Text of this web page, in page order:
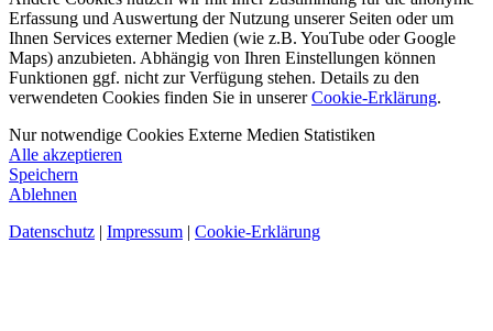
Erfassung und Auswertung der Nutzung unserer Seiten oder um
Ihnen Services externer Medien (wie z.B. YouTube oder Google
Maps) anzubieten. Abhängig von Ihren Einstellungen können
Funktionen ggf. nicht zur Verfügung stehen. Details zu den
verwendeten Cookies finden Sie in unsererCookie-Erklärung.
Nur notwendige Cookies Externe Medien Statistiken
Alle akzeptieren
Speichern
Ablehnen
Datenschutz | Impressum | Cookie-Erklärung